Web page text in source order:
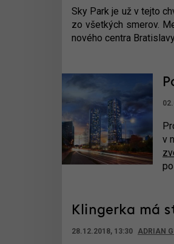
Sky Park je už v tejto
zo všetkých smerov.
nového centra
v
Klingerka má
28.12.2018, 13:30 ADRIAN